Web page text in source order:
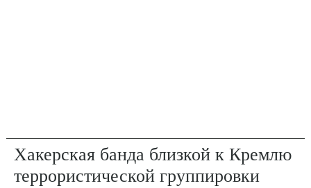
Хакерская банда близкой к Кремлю
террористической группировки